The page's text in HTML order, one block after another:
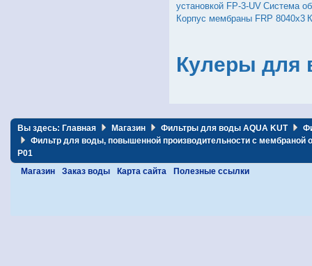
установкой FP-3-UV Система
Корпус мембраны FRP 8040х3
Кулеры для
Вы здесь: Главная Магазин Фильтры для воды AQUA KUT
Фильтр для воды, повышенной производительности с мембраной
P01
Магазин
Заказ воды Карта сайта Полезные ссылки